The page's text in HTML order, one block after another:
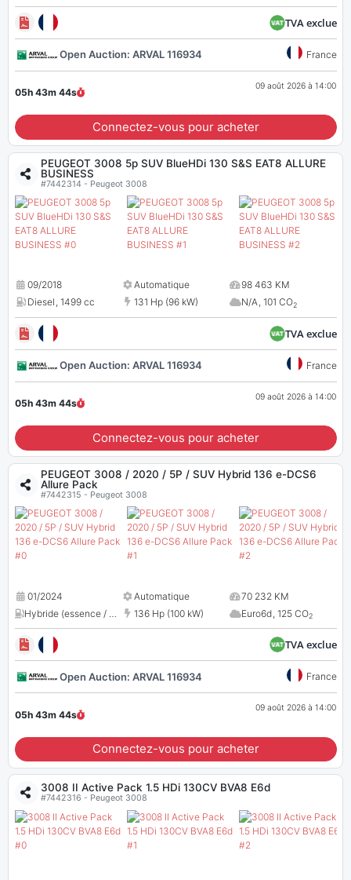
TVA exclue
Open Auction: ARVAL 116934 France
05h 43m 43s
09 août 2026 à 14:00
Connectez-vous pour acheter
PEUGEOT 3008 5p SUV BlueHDi 130 S&S EAT8 ALLURE
BUSINESS
#7442314 - Peugeot 3008
09/2018 Automatique
98 463 KM
Diesel, 1499 cc 131 Hp (96 kW) N/A, 101 CO2
TVA exclue
Open Auction: ARVAL 116934 France
05h 43m 43s
09 août 2026 à 14:00
Connectez-vous pour acheter
PEUGEOT 3008 / 2020 / 5P / SUV Hybrid 136 e-DCS6
Allure Pack
#7442315 - Peugeot 3008
01/2024 Automatique
70 232 KM
,1199 cc
136 Hp (100 kW) Euro6d, 125 CO2
TVA exclue
Open Auction: ARVAL 116934 France
05h 43m 43s
09 août 2026 à 14:00
Connectez-vous pour acheter
3008 II Active Pack 1.5 HDi 130CV BVA8 E6d
#7442316 - Peugeot 3008